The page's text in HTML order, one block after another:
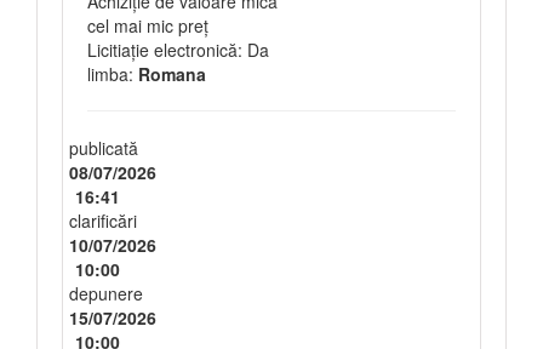
cel mai mic preț
Licitiație electronică: Da
limba: Romana
publicată
08/07/2026
16:41
clarificări
10/07/2026
10:00
depunere
15/07/2026
10:00